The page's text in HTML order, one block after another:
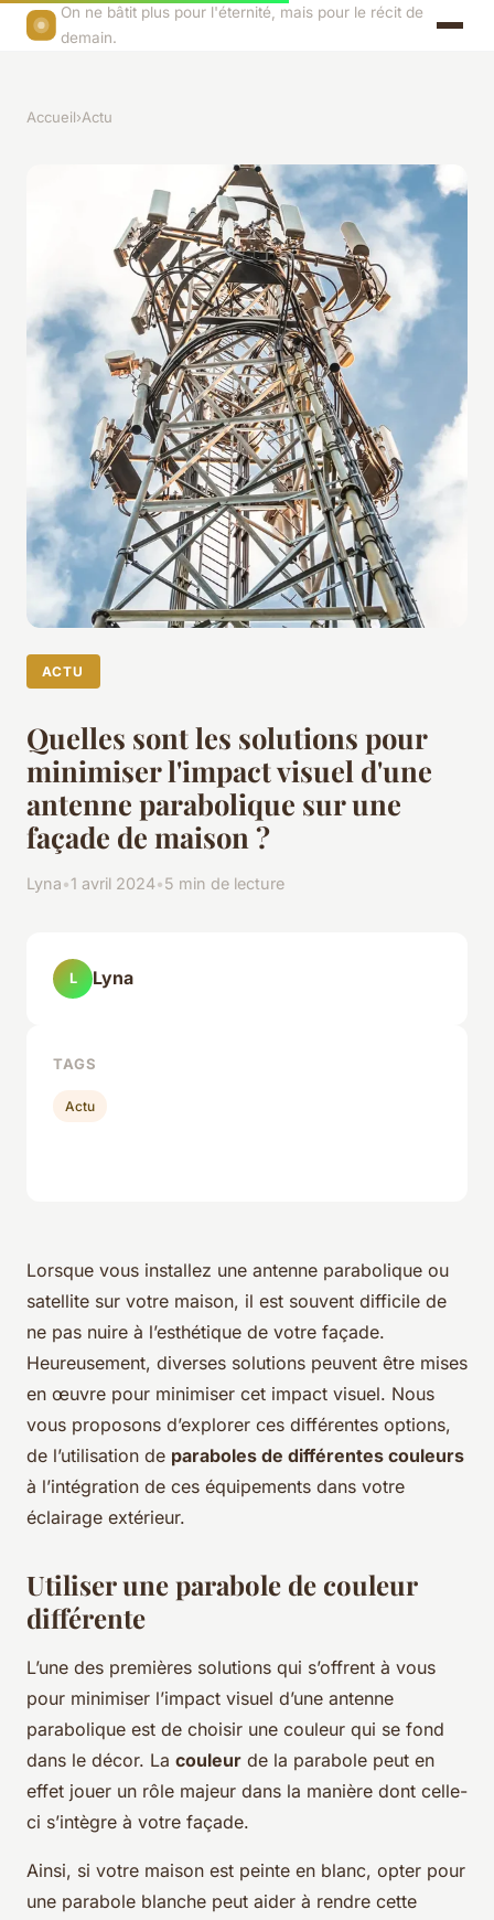
On ne bâtit plus pour l'éternité, mais pour le récit de
demain.
Accueil›Actu
ACTU
Quelles sont les solutions pour
minimiser l'impact visuel d'une
antenne parabolique sur une
façade de maison ?
Lyna•1 avril 2024•5 min de lecture
Lorsque vous installez une antenne parabolique ou
satellite sur votre maison, il est souvent difficile de
ne pas nuire à l’esthétique de votre façade.
Heureusement, diverses solutions peuvent être mises
en œuvre pour minimiser cet impact visuel. Nous
vous proposons d’explorer ces différentes options,
de l’utilisation de paraboles de différentes couleurs
à l’intégration de ces équipements dans votre
éclairage extérieur.
Utiliser une parabole de couleur
différente
L’une des premières solutions qui s’offrent à vous
pour minimiser l’impact visuel d’une antenne
parabolique est de choisir une couleur qui se fond
dans le décor. La couleur de la parabole peut en
effet jouer un rôle majeur dans la manière dont celle-
ci s’intègre à votre façade.
Ainsi, si votre maison est peinte en blanc, opter pour
une parabole blanche peut aider à rendre cette
L Lyna
TAGS
Actu